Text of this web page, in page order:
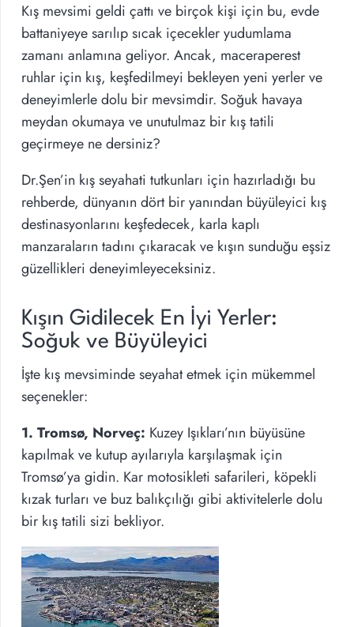
Kış mevsimi geldi çattı ve birçok kişi için bu, evde
battaniyeye sarılıp sıcak içecekler yudumlama
zamanı anlamına geliyor. Ancak, maceraperest
ruhlar için kış, keşfedilmeyi bekleyen yeni yerler ve
deneyimlerle dolu bir mevsimdir. Soğuk havaya
meydan okumaya ve unutulmaz bir kış tatili
geçirmeye ne dersiniz?
Dr.Şen’in kış seyahati tutkunları için hazırladığı bu
rehberde, dünyanın dört bir yanından büyüleyici kış
destinasyonlarını keşfedecek, karla kaplı
manzaraların tadını çıkaracak ve kışın sunduğu eşsiz
güzellikleri deneyimleyeceksiniz.
Kışın Gidilecek En İyi Yerler:
Soğuk ve Büyüleyici
İşte kış mevsiminde seyahat etmek için mükemmel
seçenekler:
1. Tromsø, Norveç: Kuzey Işıkları’nın büyüsüne
kapılmak ve kutup ayılarıyla karşılaşmak için
Tromsø’ya gidin. Kar motosikleti safarileri, köpekli
kızak turları ve buz balıkçılığı gibi aktivitelerle dolu
bir kış tatili sizi bekliyor.